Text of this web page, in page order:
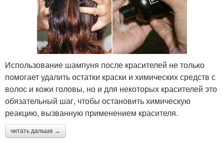
Использование шампуня после красителей не только
помогает удалить остатки краски и химических средств с
волос и кожи головы, но и для некоторых красителей это
обязательный шаг, чтобы остановить химическую
реакцию, вызванную применением красителя.
читать дальше →